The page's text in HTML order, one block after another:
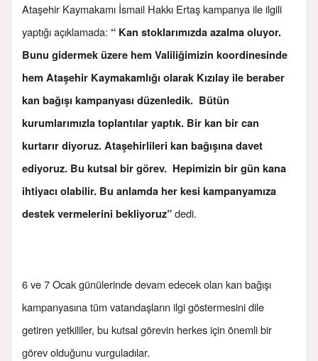
Ataşehir Kaymakamı İsmail Hakkı Ertaş kampanya ile ilgili
yaptığı açıklamada: “ Kan stoklarımızda azalma oluyor.
Bunu gidermek üzere hem Valiliğimizin koordinesinde
hem Ataşehir Kaymakamlığı olarak Kızılay ile beraber
kan bağışı kampanyası düzenledik. Bütün
kurumlarımızla toplantılar yaptık. Bir kan bir can
kurtarır diyoruz. Ataşehirlileri kan bağışına davet
ediyoruz. Bu kutsal bir görev. Hepimizin bir gün kana
ihtiyacı olabilir. Bu anlamda her kesi kampanyamıza
destek vermelerini bekliyoruz”dedi.
6 ve 7 Ocak günülerinde devam edecek olan kan bağışı
kampanyasına tüm vatandaşların ilgi göstermesini dile
getiren yetkililer, bu kutsal görevin herkes için önemli bir
görev olduğunu vurguladılar.